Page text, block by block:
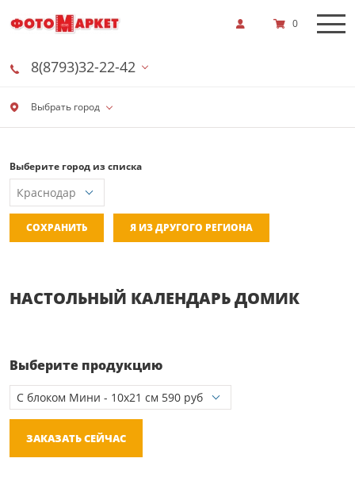
Выбрать город
8(8793)32-22-42
0
Выберите город из списка
СОХРАНИТЬ Я ИЗ ДРУГОГО РЕГИОНА
НАСТОЛЬНЫЙ КАЛЕНДАРЬ ДОМИК
Выберите продукцию
ЗАКАЗАТЬ СЕЙЧАС